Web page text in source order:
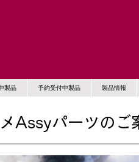
製品 予約受付中製品 製品情報
Assyパーツの